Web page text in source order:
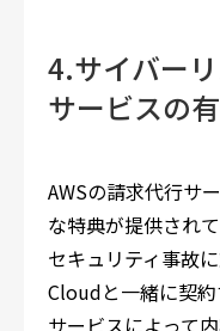
4.サイバー
サービスの
AWSの請求代行サ
な特典が提供され
セキュリティ事故
Cloudと一緒に契
サービスによって